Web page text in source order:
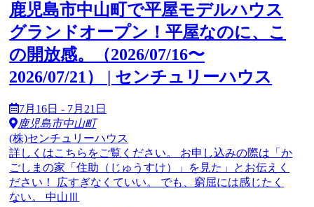
鹿児島市中山町で平屋モデルハウス
グランドオープン！平屋なのに、こ
の開放感。（2026/07/16〜
2026/07/21） | センチュリーハウス
7月16日 - 7月21日
鹿児島市中山町
(株)センチュリーハウス
詳しくはこちらをご覧ください。 お申し込みの際は「か
ごしまの家「住助（じゅうすけ）」を見た」とお伝えく
ださい！ 広すぎなくていい。 でも、窮屈には感じたく
ない。 中山Ⅲ